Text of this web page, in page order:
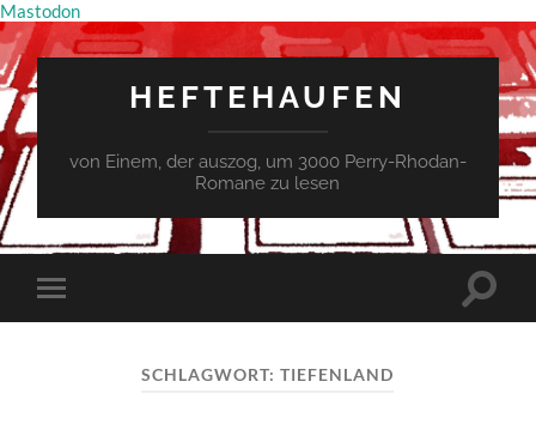
Mastodon
HEFTEHAUFEN
von Einem, der auszog, um 3000 Perry-Rhodan-
Romane zu lesen
Mobile-
Menü
SCHLAGWORT:TIEFENLAND